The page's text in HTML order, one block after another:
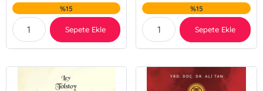
%15
Sepete Ekle
%15
Sepete Ekle